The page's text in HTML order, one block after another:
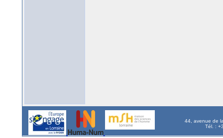
44, avenue de
Tél. :